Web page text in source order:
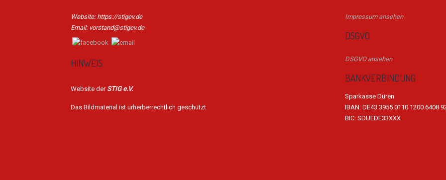
Website: https://stigev.de
Email: vorstand@stigev.de
HINWEIS
Website der STIG e.V.
Das Bildmaterial ist urherberrechtlich geschützt.
Impressum ansehen
DSGVO
DSGVO ansehen
BANKVERBINDUNG
Sparkasse Düren
IBAN: DE43 3955 0110 1200 6408
BIC: SDUEDE33XXX